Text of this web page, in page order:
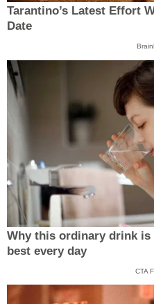
Tarantino’s Latest Effort
Date
Why this ordinary drink
best every day
CTA